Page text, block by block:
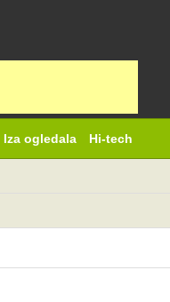
Iza ogledala Hi-tech